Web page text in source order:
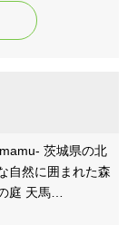
茨城県の北
自然に囲まれた森
庭 天馬…